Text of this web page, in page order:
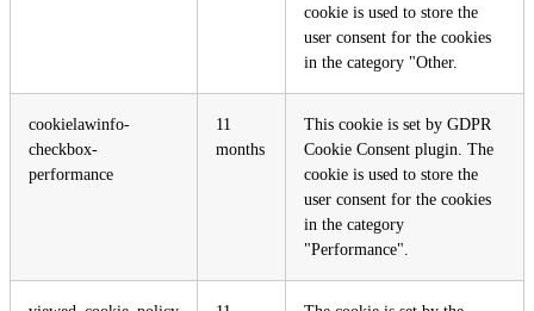
cookie is used to store the
user consent for the cookies
in the category "Other.
cookielawinfo-
checkbox-
performance
11
months
This cookie is set by GDPR
Cookie Consent plugin. The
cookie is used to store the
user consent for the cookies
in the category
"Performance".